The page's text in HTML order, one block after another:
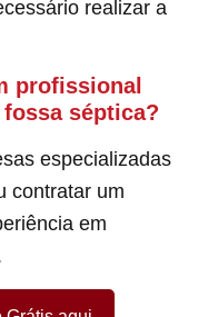
realizar a
profissional
séptica?
especializadas
contratar um
em